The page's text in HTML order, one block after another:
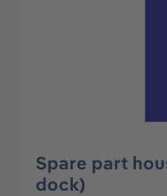
Spare part
dock)